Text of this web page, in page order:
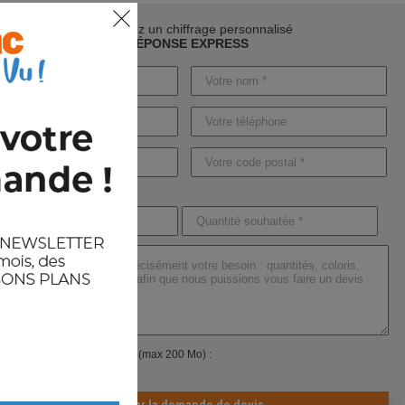
Demandez un chiffrage personnalisé
RÉPONSE EXPRESS
un ou plusieurs fichiers (max 200 Mo) :